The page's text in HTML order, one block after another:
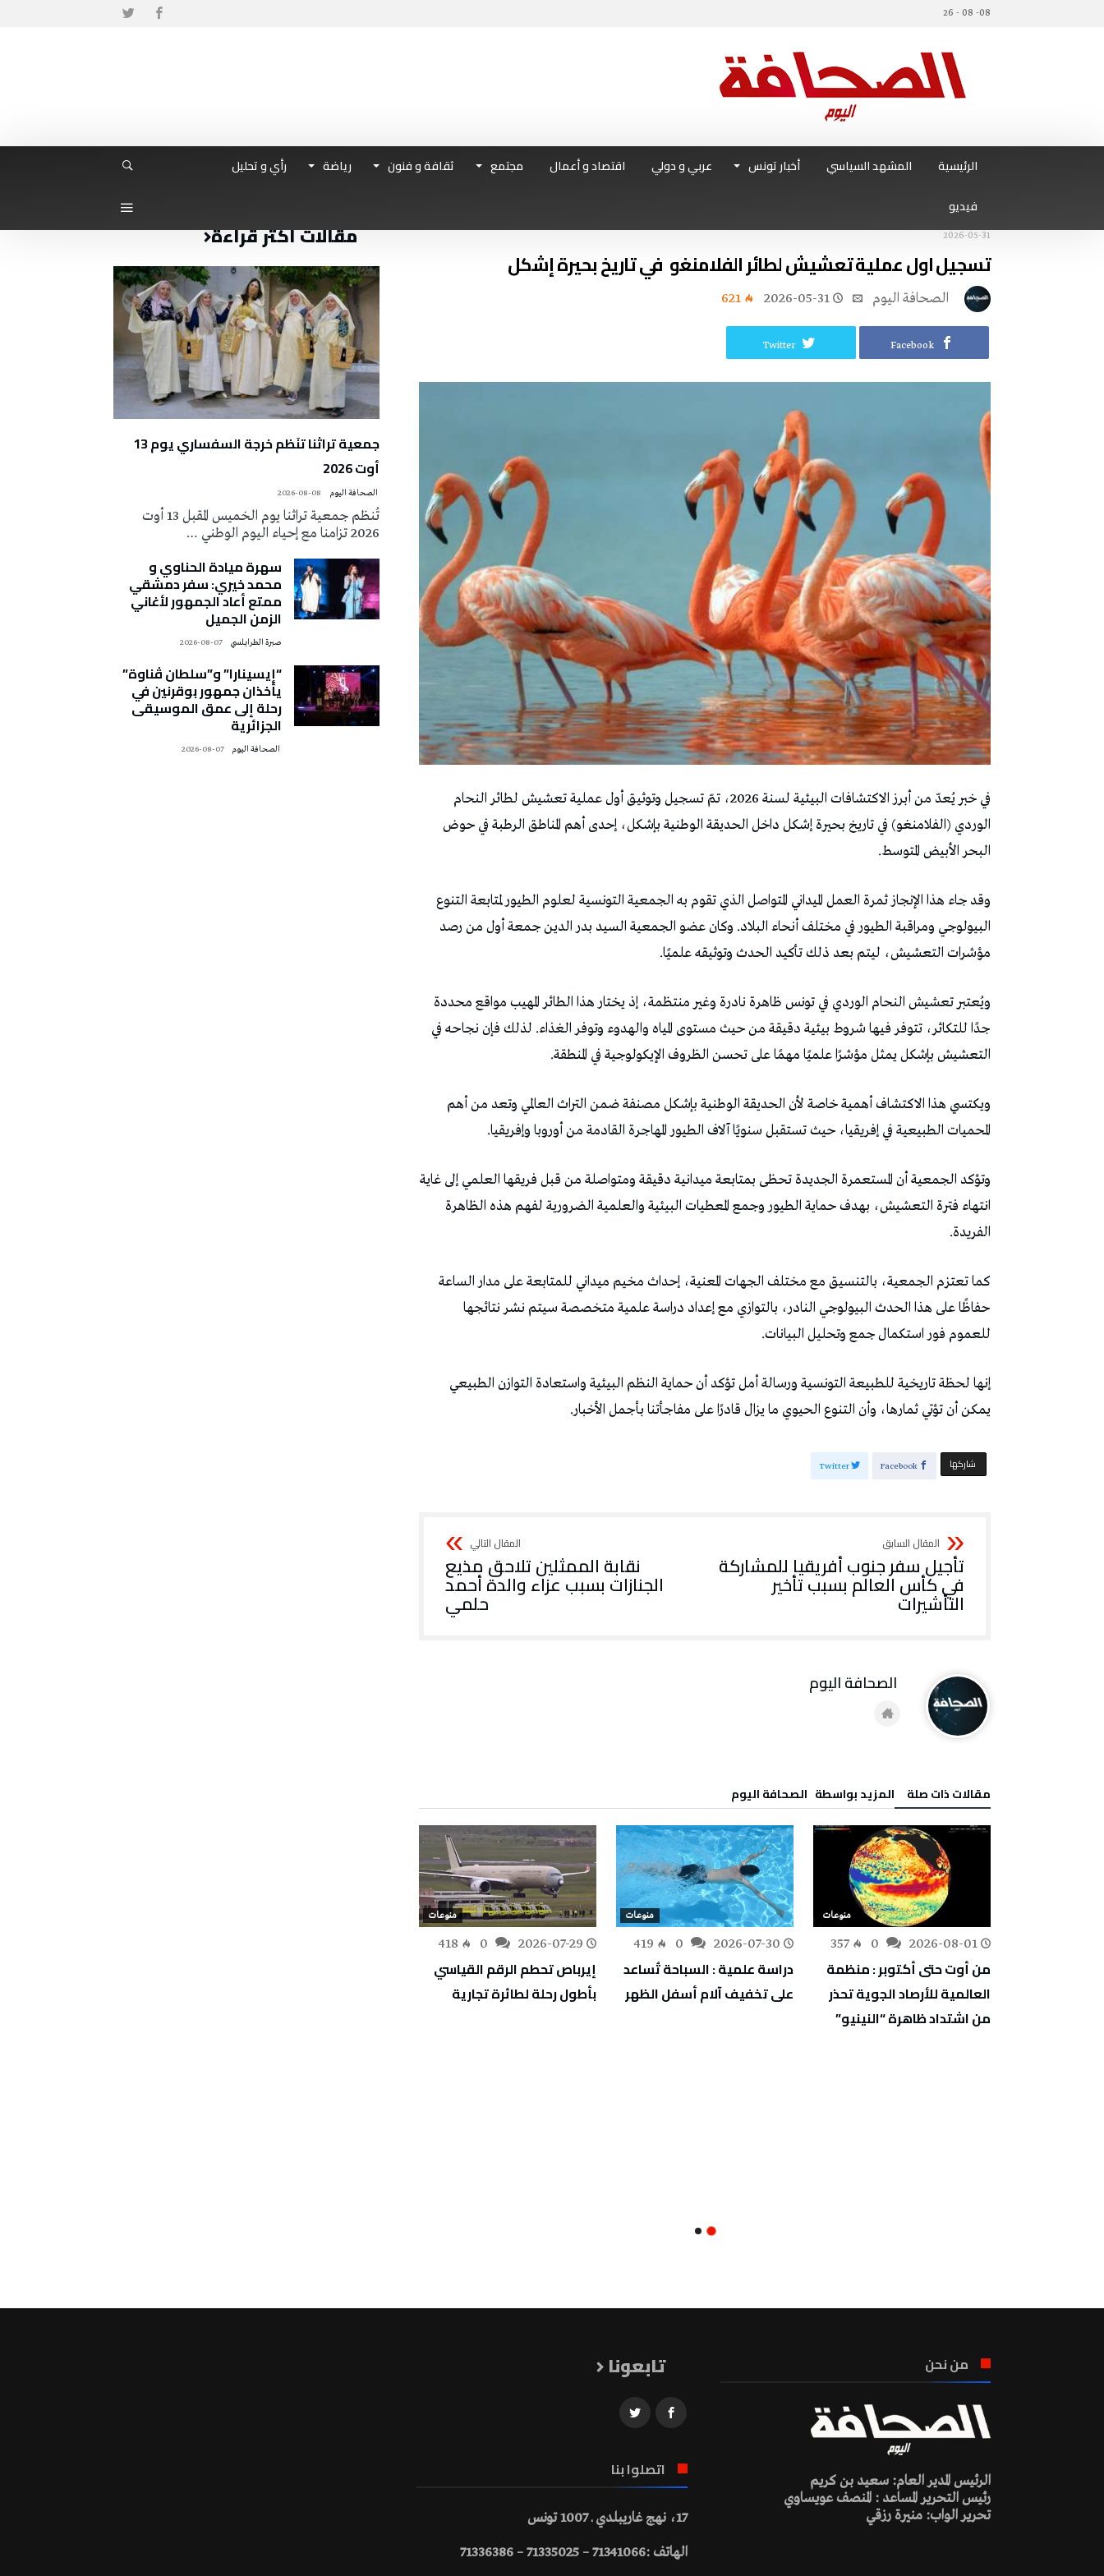
08- 08 - 26
الرئيسية المشهد السياسي أخبار تونس عربي و دولي اقتصاد و أعمال مجتمع ثقافة و فنون رياضة
رأي و تحليل
فيديو
2026-05-31
تسجيل اول عملية تعشيش لطائر الفلامنغو في تاريخ بحيرة إشكل
2026-05-31
621
Facebook
Twitter
في خبر يُعدّ من أبرز الاكتشافات البيئية لسنة 2026، تمّ تسجيل وتوثيق أول عملية تعشيش لطائر النحام
الوردي (الفلامنغو) في تاريخ بحيرة إشكل داخل الحديقة الوطنية بإشكل، إحدى أهم المناطق الرطبة في حوض
البحر الأبيض المتوسط.
وقد جاء هذا الإنجاز ثمرة العمل الميداني المتواصل الذي تقوم به الجمعية التونسية لعلوم الطيور لمتابعة التنوع
البيولوجي ومراقبة الطيور في مختلف أنحاء البلاد. وكان عضو الجمعية السيد بدر الدين جمعة أول من رصد
مؤشرات التعشيش، ليتم بعد ذلك تأكيد الحدث وتوثيقه علميًا.
ويُعتبر تعشيش النحام الوردي في تونس ظاهرة نادرة وغير منتظمة، إذ يختار هذا الطائر المهيب مواقع محددة
جدًا للتكاثر، تتوفر فيها شروط بيئية دقيقة من حيث مستوى المياه والهدوء وتوفر الغذاء. لذلك فإن نجاحه في
التعشيش بإشكل يمثل مؤشرًا علميًا مهمًا على تحسن الظروف الإيكولوجية في المنطقة.
ويكتسي هذا الاكتشاف أهمية خاصة لأن الحديقة الوطنية بإشكل مصنفة ضمن التراث العالمي وتعد من أهم
المحميات الطبيعية في إفريقيا، حيث تستقبل سنويًا آلاف الطيور المهاجرة القادمة من أوروبا وإفريقيا.
وتؤكد الجمعية أن المستعمرة الجديدة تحظى بمتابعة ميدانية دقيقة ومتواصلة من قبل فريقها العلمي إلى غاية
انتهاء فترة التعشيش، بهدف حماية الطيور وجمع المعطيات البيئية والعلمية الضرورية لفهم هذه الظاهرة
الفريدة.
كما تعتزم الجمعية، بالتنسيق مع مختلف الجهات المعنية، إحداث مخيم ميداني للمتابعة على مدار الساعة
حفاظًا على هذا الحدث البيولوجي النادر، بالتوازي مع إعداد دراسة علمية متخصصة سيتم نشر نتائجها
للعموم فور استكمال جمع وتحليل البيانات.
إنها لحظة تاريخية للطبيعة التونسية ورسالة أمل تؤكد أن حماية النظم البيئية واستعادة التوازن الطبيعي
يمكن أن تؤتي ثمارها، وأن التنوع الحيوي ما يزال قادرًا على مفاجأتنا بأجمل الأخبار.
‫‫ شاركها‬ Facebook
Twitter
تأجيل سفر جنوب أفريقيا للمشاركة
في كأس العالم بسبب تأخير
التأشيرات
نقابة الممثلين تلاحق مذيع
الجنازات بسبب عزاء والدة أحمد
حلمي
‫مقالات ذات صلة‬ ‫‫المزيد بواسطة‬ ‬ ‭ ‬الصحافة‭ ‬اليوم
منوعات
2026-08-01
357
من أوت حتى أكتوبر : منظمة
العالمية للأرصاد الجوية تحذر
من اشتداد ظاهرة “النينيو”
منوعات
2026-07-30
419
دراسة علمية : السباحة تُساعد
على تخفيف آلام أسفل الظهر
منوعات
2026-07-29
418
إيرباص تحطم الرقم القياسي
بأطول رحلة لطائرة تجارية
مقالات أكثر قراءة
جمعية تراثنا تنَظم خرجة السفساري يوم 13
أوت 2026
2026-08-08
تُنظم جمعية تراثنا يوم الخميس المقبل 13 أوت
2026 تزامنا مع إحياء اليوم الوطني …
سهرة ميادة الحناوي و
محمد خيري: سفر دمشقي
ممتع أعاد الجمهور لأغاني
الزمن الجميل
صبرة الطرابلسي 2026-08-07
“إيسينارا” و”سلطان ڤناوة”
يأخذان جمهور بوقرنين في
رحلة إلى عمق الموسيقى
الجزائرية
2026-08-07
من نحن
الرئيس المدير العام: سعيد بن كريم
رئيس التحرير المساعد : المنصف عويساوي
تحرير الواب: منيرة رزقي
تابعونا
اتصلوا بنا
17، نهج غاريبلدي ـ 1007 تونس
الهاتف :71341066 – 71335025 – 71336386